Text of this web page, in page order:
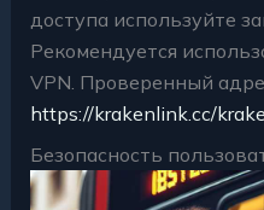
доступа используйте
Рекомендуется
VPN. Проверенный
https://krakenlink.cc/
Безопасность